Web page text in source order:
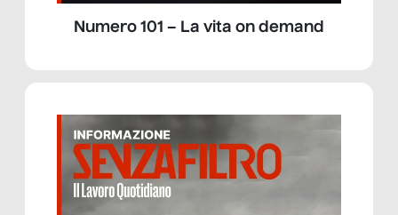
Numero 101 – La vita on demand